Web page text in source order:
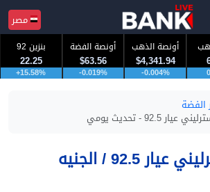
أونصة الذهب
$4,341.94
-0.004%
أونصة الفضة
$63.56
-0.019%
بنزين 92
22.25
+15.58%
الفضة
92.5 - تحديث يومي
جرام فضة استرليني عيار 92.5 / الجنيه